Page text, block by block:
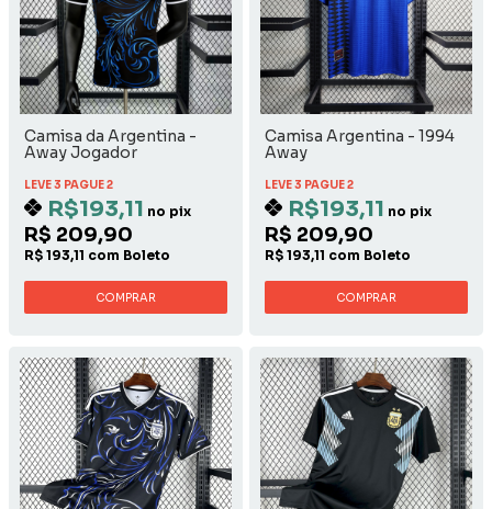
Camisa da Argentina -
Away Jogador
LEVE 3 PAGUE 2
R$193,11 no pix
R$ 209,90
R$ 193,11 com Boleto
COMPRAR
Camisa Argentina - 1994
Away
LEVE 3 PAGUE 2
R$193,11 no pix
R$ 209,90
R$ 193,11 com Boleto
COMPRAR